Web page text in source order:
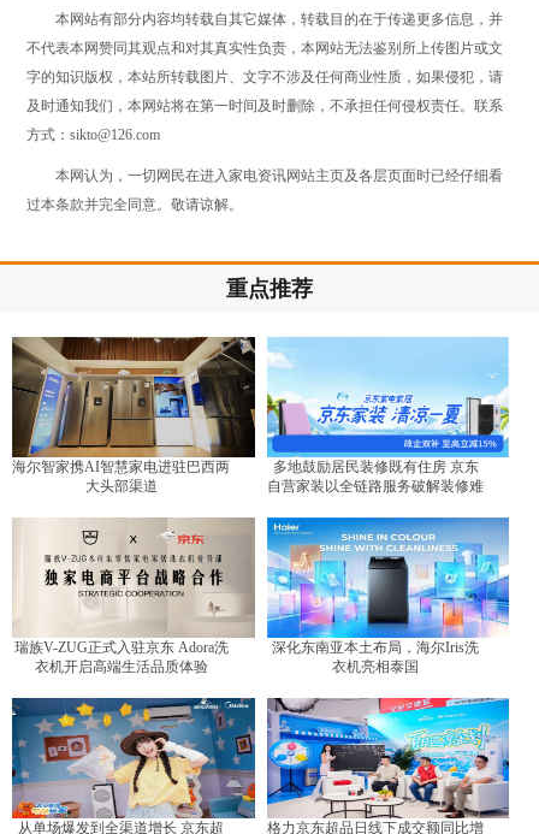
本网站有部分内容均转载自其它媒体，转载目的在于传递更多信息，并
不代表本网赞同其观点和对其真实性负责，本网站无法鉴别所上传图片或文
字的知识版权，本站所转载图片、文字不涉及任何商业性质，如果侵犯，请
及时通知我们，本网站将在第一时间及时删除，不承担任何侵权责任。联系
方式：sikto@126.com
本网认为，一切网民在进入家电资讯网站主页及各层页面时已经仔细看
过本条款并完全同意。敬请谅解。
重点推荐
海尔智家携AI智慧家电进驻巴西两
大头部渠道
多地鼓励居民装修既有住房 京东
自营家装以全链路服务破解装修难
瑞族V-ZUG正式入驻京东 Adora洗
衣机开启高端生活品质体验
深化东南亚本土布局，海尔Iris洗
衣机亮相泰国
从单场爆发到全渠道增长 京东超 格力京东超品日线下成交额同比增